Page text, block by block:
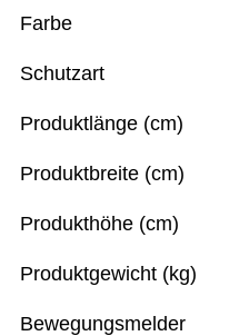
Farbe
Schutzart
Produktlänge (cm)
Produktbreite (cm)
Produkthöhe (cm)
Produktgewicht (kg)
Bewegungsmelder